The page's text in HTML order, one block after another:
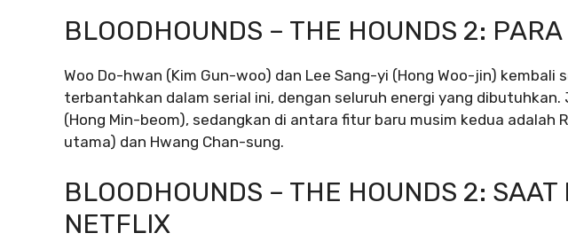
BLOODHOUNDS – THE HOUNDS 2:
Woo Do-hwan (Kim Gun-woo) dan Lee Sang-yi (Hong Woo-jin) kembali
terbantahkan dalam serial ini, dengan seluruh energi yang dibutuhkan.
(Hong Min-beom), sedangkan di antara fitur baru musim kedua adalah
utama) dan Hwang Chan-sung.
BLOODHOUNDS – THE HOUNDS 2: SAAT
NETFLIX